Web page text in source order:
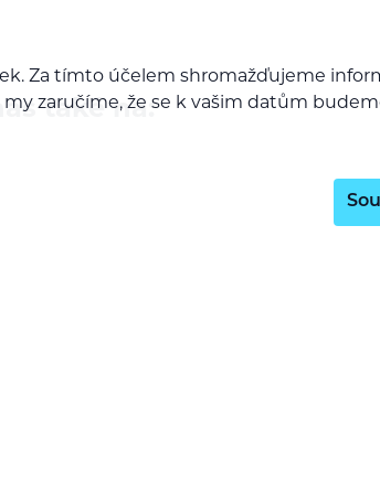
také na:
Za tímto účelem shromažďujeme
zaručíme, že se k vašim datům